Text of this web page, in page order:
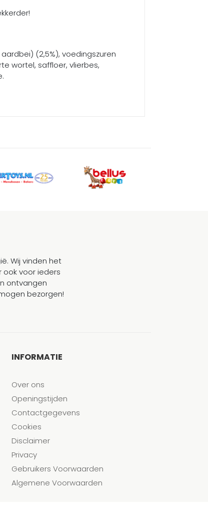
(2,5%), voedingszuren
wortel, saffloer, vlierbes,
Wij vinden het
voor ieders
ontvangen
bezorgen!
INFORMATIE
Over ons
Openingstijden
Contactgegevens
Cookies
Disclaimer
Privacy
Gebruikers Voorwaarden
Algemene Voorwaarden